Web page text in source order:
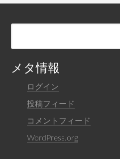
メタ情報
ログイン
投稿フィード
コメントフィード
WordPress.org